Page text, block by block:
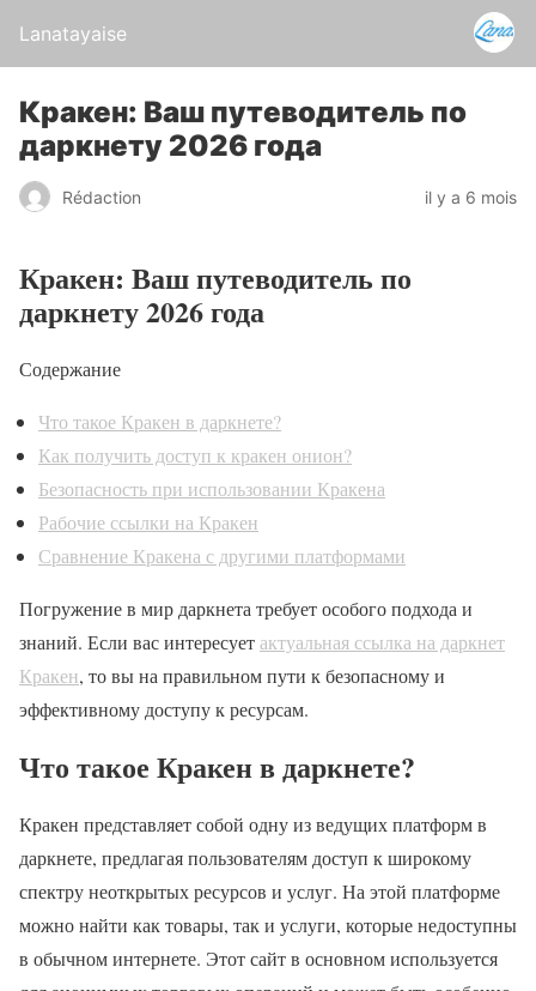
Lanatayaise
Кракен: Ваш путеводитель по
даркнету 2026 года
Rédaction il y a 6 mois
Кракен: Ваш путеводитель по
даркнету 2026 года
Содержание
Что такое Кракен в даркнете?
Как получить доступ к кракен онион?
Безопасность при использовании Кракена
Рабочие ссылки на Кракен
Сравнение Кракена с другими платформами
Погружение в мир даркнета требует особого подхода и
знаний. Если вас интересуетактуальная ссылка на даркнет
Кракен, то вы на правильном пути к безопасному и
эффективному доступу к ресурсам.
Что такое Кракен в даркнете?
Кракен представляет собой одну из ведущих платформ в
даркнете, предлагая пользователям доступ к широкому
спектру неоткрытых ресурсов и услуг. На этой платформе
можно найти как товары, так и услуги, которые недоступны
в обычном интернете. Этот сайт в основном используется